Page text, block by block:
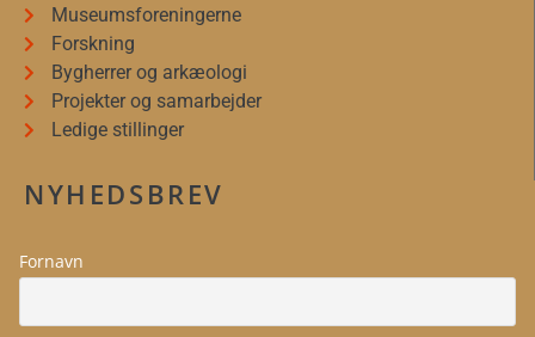
Museumsforeningerne
Forskning
Bygherrer og arkæologi
Projekter og samarbejder
Ledige stillinger
NYHEDSBREV
Fornavn